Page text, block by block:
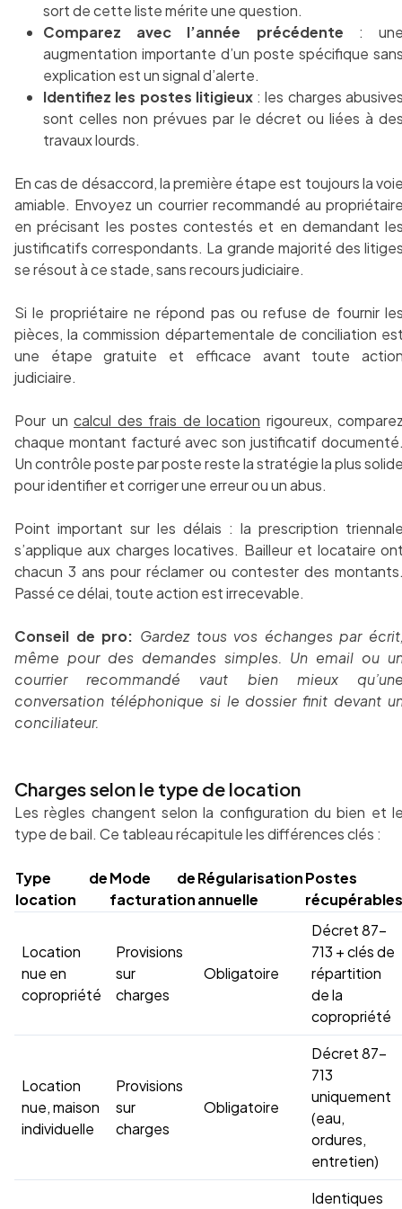
sort de cette liste mérite une question.
Comparez avec l’année précédente :
augmentation importante d’un poste spécifique
explication est un signal d’alerte.
Identifiez les postes litigieux: les charges
sont celles non prévues par le décret ou liées à
travaux lourds.
En cas de désaccord, la première étape est toujours la
amiable. Envoyez un courrier recommandé au
en précisant les postes contestés et en demandant
justificatifs correspondants. La grande majorité des
se résout à ce stade, sans recours judiciaire.
Si le propriétaire ne répond pas ou refuse de fournir
pièces, la commission départementale de conciliation
une étape gratuite et efficace avant toute
judiciaire.
Pour un calcul des frais de location rigoureux,
chaque montant facturé avec son justificatif
Un contrôle poste par poste reste la stratégie la plus
pour identifier et corriger une erreur ou un abus.
Point important sur les délais : la prescription
s’applique aux charges locatives. Bailleur et locataire
chacun 3 ans pour réclamer ou contester des
Passé ce délai, toute action est irrecevable.
Conseil de pro: Gardez tous vos échanges par
même pour des demandes simples. Un email ou
courrier recommandé vaut bien mieux
conversation téléphonique si le dossier finit devant
conciliateur.
Charges selon le type de location
Les règles changent selon la configuration du bien et
type de bail. Ce tableau récapitule les différences clés :
Type de
location
Mode de
facturation
Régularisation
annuelle
Postes
récupérables
Location
nue en
copropriété
Provisions
sur
charges
Obligatoire
Décret 87-
713 + clés de
répartition
de la
copropriété
Location
nue, maison
individuelle
Provisions
sur
charges
Obligatoire
Décret 87-
713
uniquement
(eau,
ordures,
entretien)
Identiques